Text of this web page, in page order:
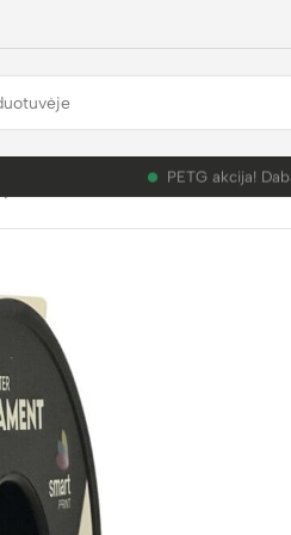
PETG akcija!
PLA Glow in dark/